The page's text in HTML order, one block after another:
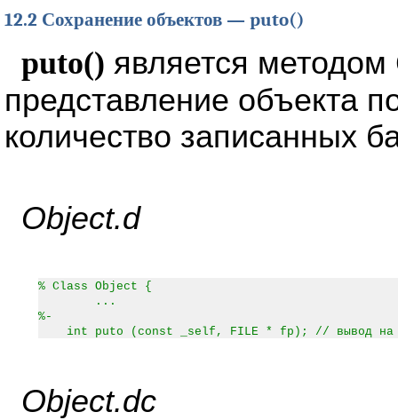
12.2 Сохранение объектов — puto()
puto() является методом
представление объекта
количество записанных
Object.d
% Class Object {
...
%-
int puto (const _self, FILE * fp); // вывод на
Object.dc